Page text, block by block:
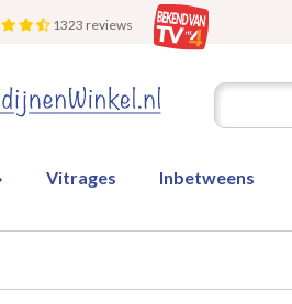
1323 reviews
Vitrages Inbetweens